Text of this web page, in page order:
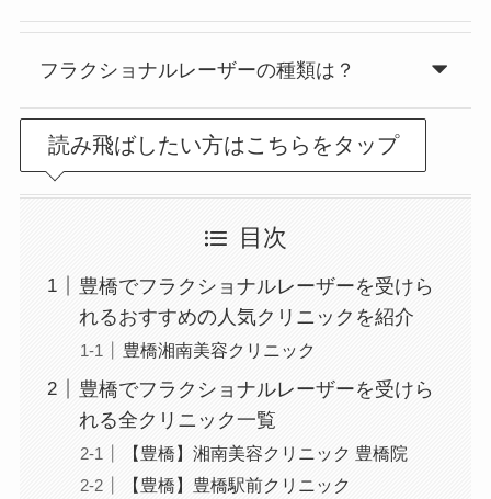
フラクショナルレーザーの種類は？
読み飛ばしたい方はこちらをタップ
目次
豊橋でフラクショナルレーザーを受けら
れるおすすめの人気クリニックを紹介
豊橋湘南美容クリニック
豊橋でフラクショナルレーザーを受けら
れる全クリニック一覧
【豊橋】湘南美容クリニック 豊橋院
【豊橋】豊橋駅前クリニック